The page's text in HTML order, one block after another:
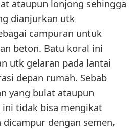
ataupun lonjong sehingga
dianjurkan utk
campuran untuk
beton. Batu koral ini
utk gelaran pada lantai
depan rumah. Sebab
yang bulat ataupun
tidak bisa mengikat
dengan semen,